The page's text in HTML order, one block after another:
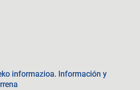
informazioa. Información y